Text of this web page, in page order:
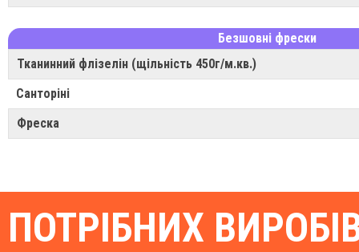
Безшовні фрески
Тканинний флізелін (щільність 450г/м.кв.)
Санторіні
Фреска
ПОТРІБНИХ